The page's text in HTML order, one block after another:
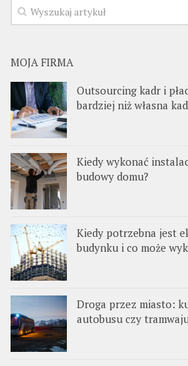
MOJA FIRMA
Outsourcing kadr i
bardziej niż własna
Kiedy wykonać
budowy domu?
Kiedy potrzebna jest
budynku i co może
Droga przez miasto:
autobusu czy